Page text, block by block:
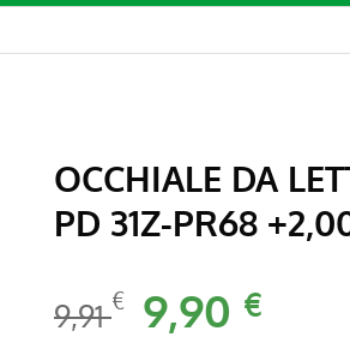
OCCHIALE DA
PD 31Z-PR68
9,91€ Il
prezzo
9,90 €Il